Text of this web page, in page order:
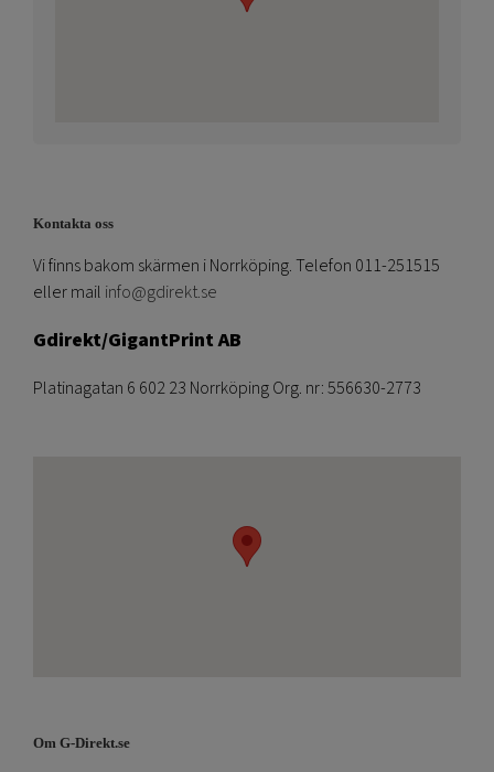
Kontakta oss
Vi finns bakom skärmen i Norrköping. Telefon 011-251515
eller mail info@gdirekt.se
Gdirekt/GigantPrint AB
Platinagatan 6 602 23 Norrköping Org. nr: 556630-2773
Om G-Direkt.se